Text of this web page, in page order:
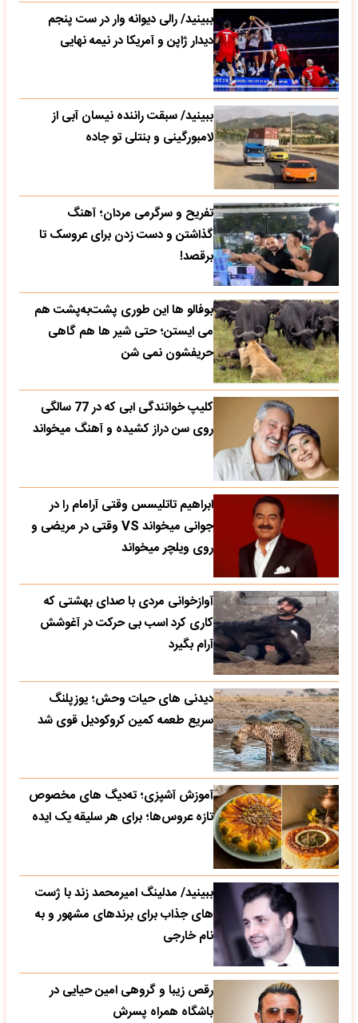
ببینید/ رالی دیوانه وار در ست پنجم
دیدار ژاپن و آمریکا در نیمه نهایی
ببینید/ سبقت راننده نیسان آبی از
لامبورگینی و بنتلی تو جاده
تفریح و سرگرمی مردان؛ آهنگ
گذاشتن و دست زدن برای عروسک تا
برقصد!
بوفالو ها این‌ طوری پشت‌به‌پشت هم
می‌ ایستن؛ حتی شیر ها هم گاهی
حریفشون نمی‌ شن
کلیپ خوانندگی ابی که در 77 سالگی
روی سن دراز کشیده و آهنگ میخواند
ابراهیم تاتلیسس وقتی آرامام را در
جوانی میخواند VS وقتی در مریضی و
روی ویلچر میخواند
آوازخوانی مردی با صدای بهشتی که
کاری کرد اسب بی حرکت در آغوشش
آرام بگیرد
دیدنی های حیات وحش؛ یوزپلنگ
سریع طعمه کمین کروکودیل قوی شد
آموزش آشپزی؛ ته‌دیگ‌ های مخصوص
تازه‌ عروس‌ها؛ برای هر سلیقه یک ایده
ببینید/ مدلینگ امیرمحمد زند با ژست
های جذاب برای برندهای مشهور و به
نام خارجی
رقص زیبا و گروهی امین حیایی در
باشگاه همراه پسرش